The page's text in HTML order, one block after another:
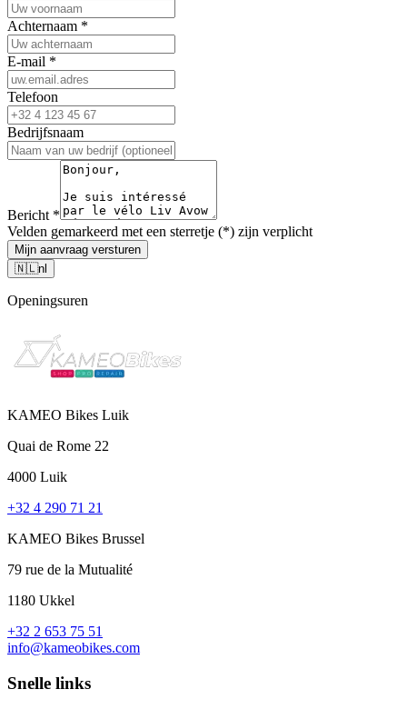
Achternaam *
E-mail *
Telefoon
Bedrijfsnaam
Bericht *
Velden gemarkeerd met een sterretje (*) zijn verplicht
Mijn aanvraag versturen
🇳🇱nl
Openingsuren
KAMEO Bikes Luik
Quai de Rome 22
4000 Luik
+32 4 290 71 21
KAMEO Bikes Brussel
79 rue de la Mutualité
1180 Ukkel
+32 2 653 75 51
info@kameobikes.com
Snelle links